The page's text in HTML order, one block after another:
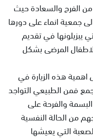
الفرح والسعادة حيث
جمعية انماء على دورها
يبزيلونها في تقديم
المرضى بشكل
اهمية هذه الزيارة في
فمن الطبيعي التواجد
والفرحة على
من الحالة النفسية
التي يعيشها